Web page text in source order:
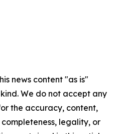
news content "as is"
We do not accept any
the accuracy, content,
legality, or